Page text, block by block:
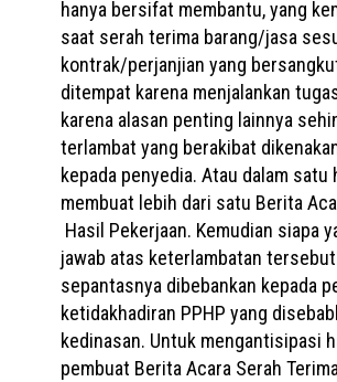
hanya bersifat membantu, yang
saat serah terima barang/jasa
kontrak/perjanjian yang
ditempat karena menjalankan
karena alasan penting lainnya
terlambat yang berakibat
kepada penyedia. Atau dalam satu
membuat lebih dari satu Berita
Hasil Pekerjaan. Kemudian siapa
jawab atas keterlambatan
sepantasnya dibebankan kepada
ketidakhadiran PPHP yang
kedinasan. Untuk mengantisipasi
pembuat Berita Acara Serah